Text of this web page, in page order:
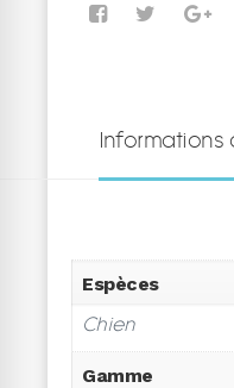
Informations
Espèces
Chien
Gamme